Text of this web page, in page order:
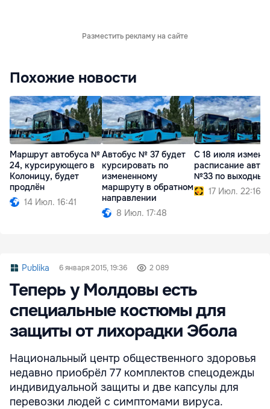
Разместить рекламу на сайте
Похожие новости
Маршрут автобуса №
24, курсирующего в
Колоницу, будет
продлён
14 Июл. 16:41
Автобус № 37 будет
курсировать по
измененному
маршруту в обратном
направлении
8 Июл. 17:48
С 18 июля
расписание
№33 по выходным
17 Июл. 22:16
Publika 6 января 2015, 19:36 2 089
Теперь у Молдовы есть
специальные костюмы для
защиты от лихорадки Эбола
Национальный центр общественного здоровья
недавно приобрёл 77 комплектов спецодежды
индивидуальной защиты и две капсулы для
перевозки людей с симптомами вируса.